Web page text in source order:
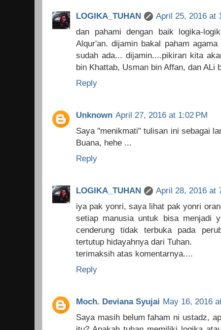
LOGIKA_TUHAN
April 25, 2016 at
dan pahami dengan baik logika-
Alqur'an. dijamin bakal paham
sudah ada... dijamin....pikiran kita
bin Khattab, Usman bin Affan, dan ALi
Reply
Unknown April 27, 2016 at 1:02 PM
Saya "menikmati" tulisan ini sebagai
Buana, hehe ...
Reply
LOGIKA_TUHAN
April 28, 2016 at
iya pak yonri, saya lihat pak yonri
setiap manusia untuk bisa menjadi
cenderung tidak terbuka pada
tertutup hidayahnya dari Tuhan.
terimaksih atas komentarnya....
Reply
Moch. Deviana Syujai May 16, 2016
Saya masih belum faham ni ustadz,